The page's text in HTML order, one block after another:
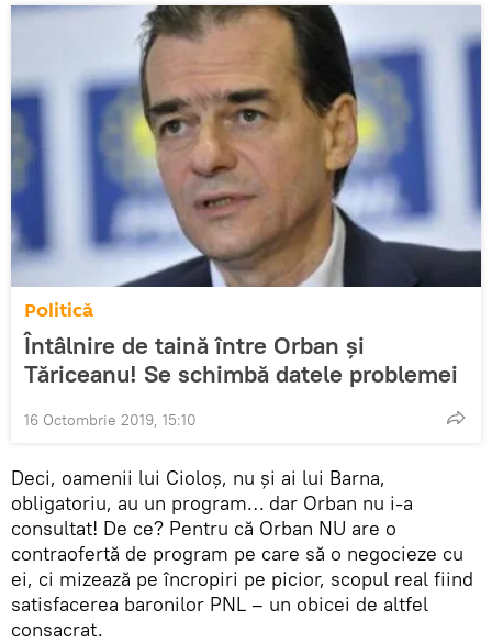
Politică
Întâlnire de taină între Orban și
Tăriceanu! Se schimbă datele problemei
16 Octombrie 2019, 15:10
Deci, oamenii lui Cioloș, nu și ai lui Barna,
obligatoriu, au un program… dar Orban nu i-a
consultat! De ce? Pentru că Orban NU are o
contraofertă de program pe care să o negocieze cu
ei, ci mizează pe încropiri pe picior, scopul real fiind
satisfacerea baronilor PNL – un obicei de altfel
consacrat.